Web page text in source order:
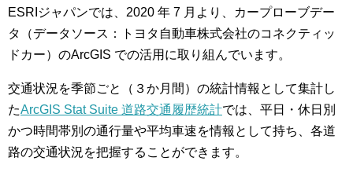
ESRIジャパンでは、2020 年 7 月より、カープローブデー
タ（データソース：トヨタ自動車株式会社のコネクティッ
ドカー）のArcGIS での活用に取り組んでいます。
交通状況を季節ごと（３か月間）の統計情報として集計し
たArcGIS Stat Suite 道路交通履歴統計では、平日・休日別
かつ時間帯別の通行量や平均車速を情報として持ち、各道
路の交通状況を把握することができます。